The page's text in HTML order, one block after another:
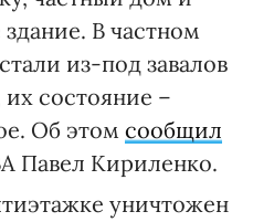
В частном
из-под завалов
состояние –
Об этом сообщил
Павел Кириленко.
уничтожен